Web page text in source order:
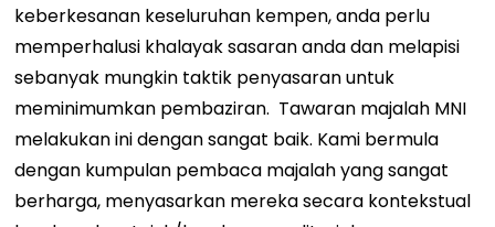
keberkesanan keseluruhan kempen, anda perlu
memperhalusi khalayak sasaran anda dan melapisi
sebanyak mungkin taktik penyasaran untuk
meminimumkan pembaziran. Tawaran majalah MNI
melakukan ini dengan sangat baik. Kami bermula
dengan kumpulan pembaca majalah yang sangat
berharga, menyasarkan mereka secara kontekstual